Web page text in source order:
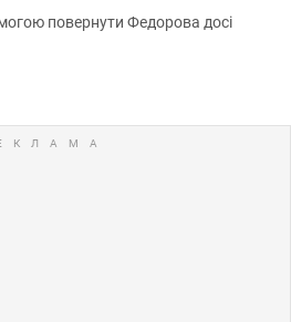
повернути Федорова досі